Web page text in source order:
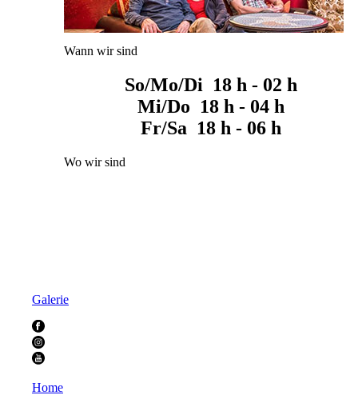
Wann wir sind
So/Mo/Di 18 h - 02 h
Mi/Do 18 h - 04 h
Fr/Sa 18 h - 06 h
Wo wir sind
Galerie
Home